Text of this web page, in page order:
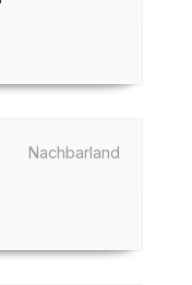
Nachbarland